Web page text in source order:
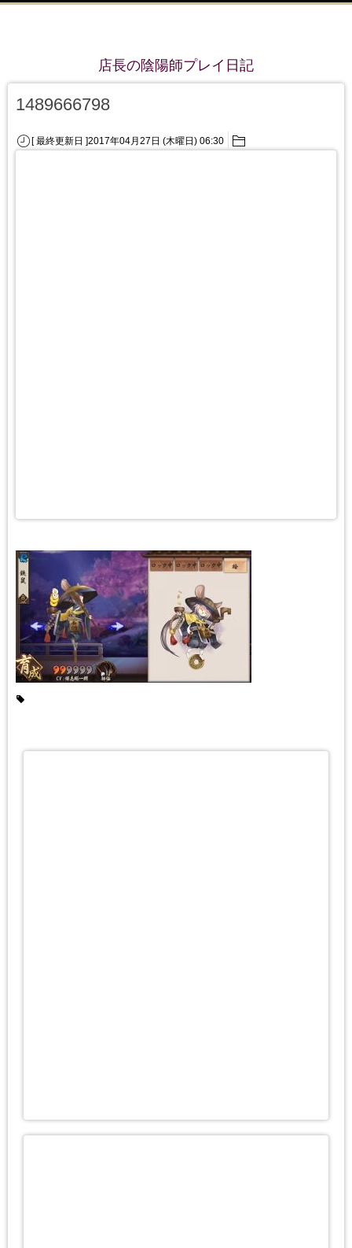
店長の陰陽師プレイ日記
1489666798
[ 最終更新日 ]2017年04月27日 (木曜日) 06:30